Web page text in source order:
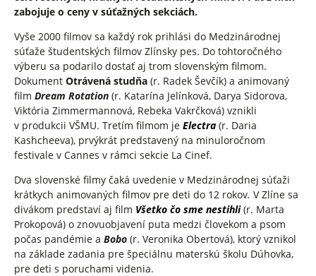
zabojuje o ceny v súťažných sekciách.
Vyše 2000 filmov sa každý rok prihlási do Medzinárodnej
súťaže študentských filmov Zlínsky pes. Do tohtoročného
výberu sa podarilo dostať aj trom slovenským filmom.
Dokument Otrávená studňa (r. Radek Ševčík) a animovaný
film Dream Rotation (r. Katarína Jelínková, Darya Sidorova,
Viktória Zimmermannová, Rebeka Vakrčková) vznikli
v produkcii VŠMU. Tretím filmom je Electra (r. Daria
Kashcheeva), prvýkrát predstavený na minuloročnom
festivale v Cannes v rámci sekcie La Cinef.
Dva slovenské filmy čaká uvedenie v Medzinárodnej súťaži
krátkych animovaných filmov pre deti do 12 rokov. V Zlíne sa
divákom predstaví aj film Všetko čo sme nestihli (r. Marta
Prokopová) o znovuobjavení puta medzi človekom a psom
počas pandémie a Bobo (r. Veronika Obertová), ktorý vznikol
na základe zadania pre špeciálnu materskú školu Dúhovka,
pre deti s poruchami videnia.